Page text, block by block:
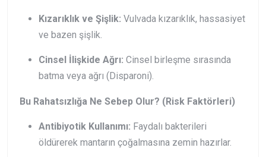
Kızarıklık ve Şişlik: Vulvada kızarıklık, hassasiyet
ve bazen şişlik.
Cinsel İlişkide Ağrı: Cinsel birleşme sırasında
batma veya ağrı (Disparoni).
Bu Rahatsızlığa Ne Sebep Olur? (Risk Faktörleri)
Antibiyotik Kullanımı: Faydalı bakterileri
öldürerek mantarın çoğalmasına zemin hazırlar.